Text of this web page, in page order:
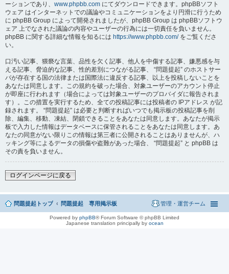
ーションであり、 www.phpbb.com にてダウンロードできます。phpBBソフト
ウェア はインターネットでの議論やコミュニケーションをより円滑に行うため
に phpBB Group によって開発されましたが、phpBB Group は phpBBソフトウ
ェア 上でなされた議論の内容やユーザーの行為には一切責任を負いません。
phpBB に関する詳細な情報を知るには https://www.phpbb.com/をご覧くださ
い。
口汚い記事、猥褻な言葉、品性を欠く記事、他人を中傷する記事、嫌悪感を与
える記事、脅迫的な記事、性的差別につながる記事、 “問題提起” のホストサー
バが存在する国の法律または国際法に違反する記事、以上を投稿しないことを
あなたは同意します。この規約を破った場合、対象ユーザーのアカウント停止
が即座に行われます（場合によっては対象ユーザーのプロバイダに報告されま
す）。この措置を実行するため、全ての投稿記事には投稿者の IPアドレス が記
録されます。 “問題提起” は必要と判断すればいつでも掲示板の投稿記事を削
除、編集、移動、凍結、閉鎖できることをあなたは同意します。あなたが掲示
板で入力した情報はデータベースに保管されることをあなたは同意します。あ
なたの同意がない限りこの情報は第三者に公開されることはありませんが、ハ
ッキング等によるデータの損傷や盗難があった場合、 “問題提起” と phpBB は
その責を負いません。
ログインページに戻る
問題提起トップ 問題提起 専用掲示板 管理・運営チーム
Powered by phpBB® Forum Software © phpBB Limited
Japanese translation principally by ocean